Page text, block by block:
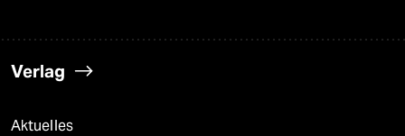
Verlag
Aktuelles